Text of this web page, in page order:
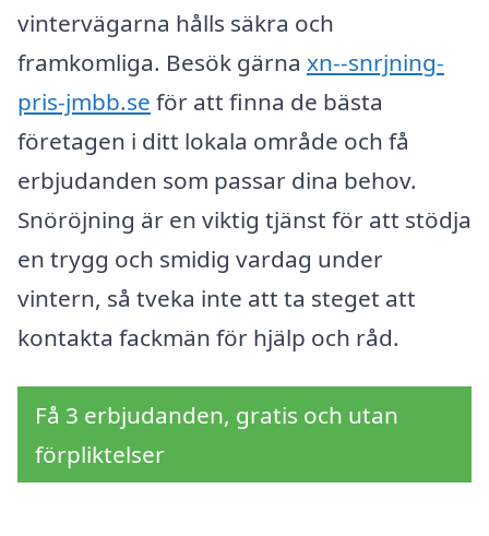
vintervägarna hålls säkra och
framkomliga. Besök gärna xn--snrjning-
pris-jmbb.se för att finna de bästa
företagen i ditt lokala område och få
erbjudanden som passar dina behov.
Snöröjning är en viktig tjänst för att stödja
en trygg och smidig vardag under
vintern, så tveka inte att ta steget att
kontakta fackmän för hjälp och råd.
Få 3 erbjudanden, gratis och utan
förpliktelser